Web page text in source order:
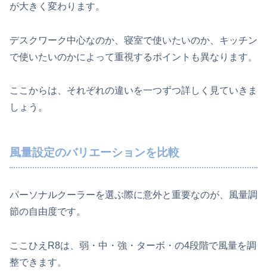
が大きく変わります。
デスクワーク中心なのか、寝室で使いたいのか、キッチン
で使いたいのかによって重視するポイントも異なります。
ここからは、それぞれの違いを一つずつ詳しく見ていきま
しょう。
風量設定のバリエーションを比較
パーソナルクーラーを選ぶ際に意外と重要なのが、風量調
節の自由度です。
ここひえR8は、弱・中・強・ターボ・の4段階で風量を調
整できます。